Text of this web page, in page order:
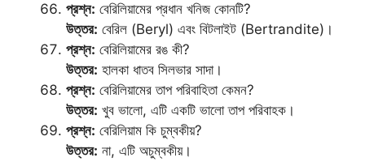
প্রশ্ন: বেরিলিয়ামের প্রধান খনিজ কোনটি?
উত্তর: বেরিল (Beryl) এবং বিটলাইট (Bertrandite)।
প্রশ্ন: বেরিলিয়ামের রঙ কী?
উত্তর: হালকা ধাতব সিলভার সাদা।
প্রশ্ন: বেরিলিয়ামের তাপ পরিবাহিতা কেমন?
উত্তর: খুব ভালো, এটি একটি ভালো তাপ পরিবাহক।
প্রশ্ন: বেরিলিয়াম কি চুম্বকীয়?
উত্তর: না, এটি অচুম্বকীয়।